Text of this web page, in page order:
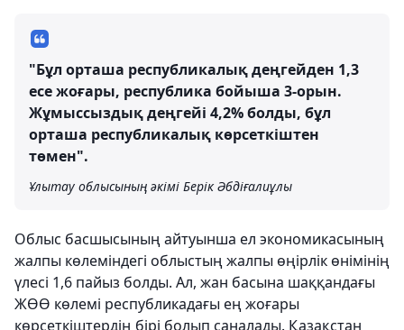
"Бұл орташа республикалық деңгейден 1,3
есе жоғары, республика бойыша 3-орын.
Жұмыссыздық деңгейі 4,2% болды, бұл
орташа республикалық көрсеткіштен
төмен".
Ұлытау облысының әкімі Берік Әбдіғалиұлы
Облыс басшысының айтуынша ел экономикасының
жалпы көлеміндегі облыстың жалпы өңірлік өнімінің
үлесі 1,6 пайыз болды. Ал, жан басына шаққандағы
ЖӨӨ көлемі республикадағы ең жоғары
көрсеткіштердің бірі болып саналады. Қазақстан